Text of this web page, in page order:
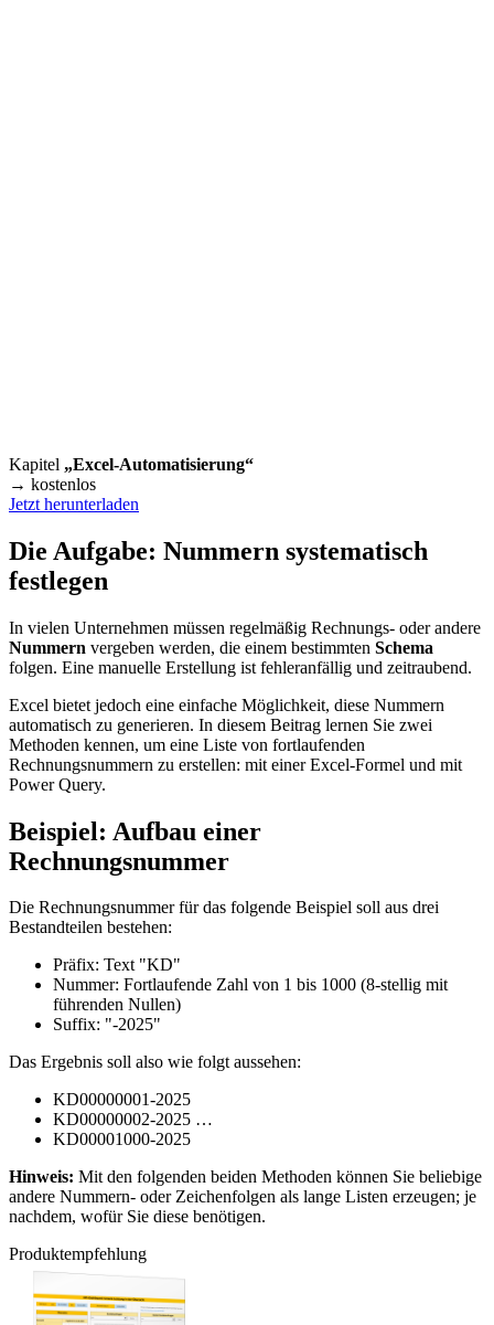
Kapitel „Excel-Automatisierung“
→ kostenlos
Jetzt herunterladen
Die Aufgabe: Nummern systematisch
festlegen
In vielen Unternehmen müssen regelmäßig Rechnungs- oder andere
Nummern vergeben werden, die einem bestimmten Schema
folgen. Eine manuelle Erstellung ist fehleranfällig und zeitraubend.
Excel bietet jedoch eine einfache Möglichkeit, diese Nummern
automatisch zu generieren. In diesem Beitrag lernen Sie zwei
Methoden kennen, um eine Liste von fortlaufenden
Rechnungsnummern zu erstellen: mit einer Excel-Formel und mit
Power Query.
Beispiel: Aufbau einer
Rechnungsnummer
Die Rechnungsnummer für das folgende Beispiel soll aus drei
Bestandteilen bestehen:
Präfix: Text "KD"
Nummer: Fortlaufende Zahl von 1 bis 1000 (8-stellig mit
führenden Nullen)
Suffix: "-2025"
Das Ergebnis soll also wie folgt aussehen:
KD00000001-2025
KD00000002-2025 …
KD00001000-2025
Hinweis: Mit den folgenden beiden Methoden können Sie beliebige
andere Nummern- oder Zeichenfolgen als lange Listen erzeugen; je
nachdem, wofür Sie diese benötigen.
Produktempfehlung